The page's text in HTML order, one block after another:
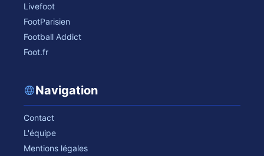
Livefoot
FootParisien
Football Addict
Foot.fr
Navigation
Contact
L'équipe
Mentions légales